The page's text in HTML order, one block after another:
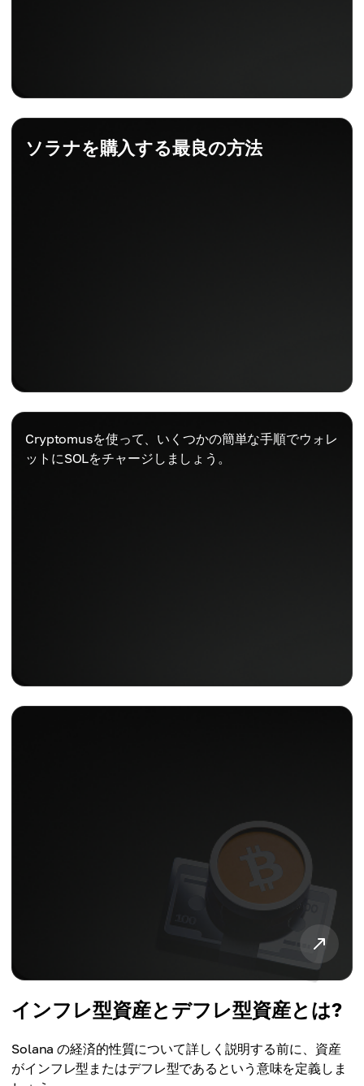
ソラナを購入する最良の方法
Cryptomusを使って、いくつかの簡単な手順でウォレ
ットにSOLをチャージしましょう。
インフレ型資産とデフレ型資産とは?
Solana の経済的性質について詳しく説明する前に、資産
がインフレ型またはデフレ型であるという意味を定義しま